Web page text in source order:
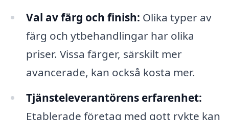
Val av färg och finish: Olika typer av
färg och ytbehandlingar har olika
priser. Vissa färger, särskilt mer
avancerade, kan också kosta mer.
Tjänsteleverantörens erfarenhet:
Etablerade företag med gott rykte kan